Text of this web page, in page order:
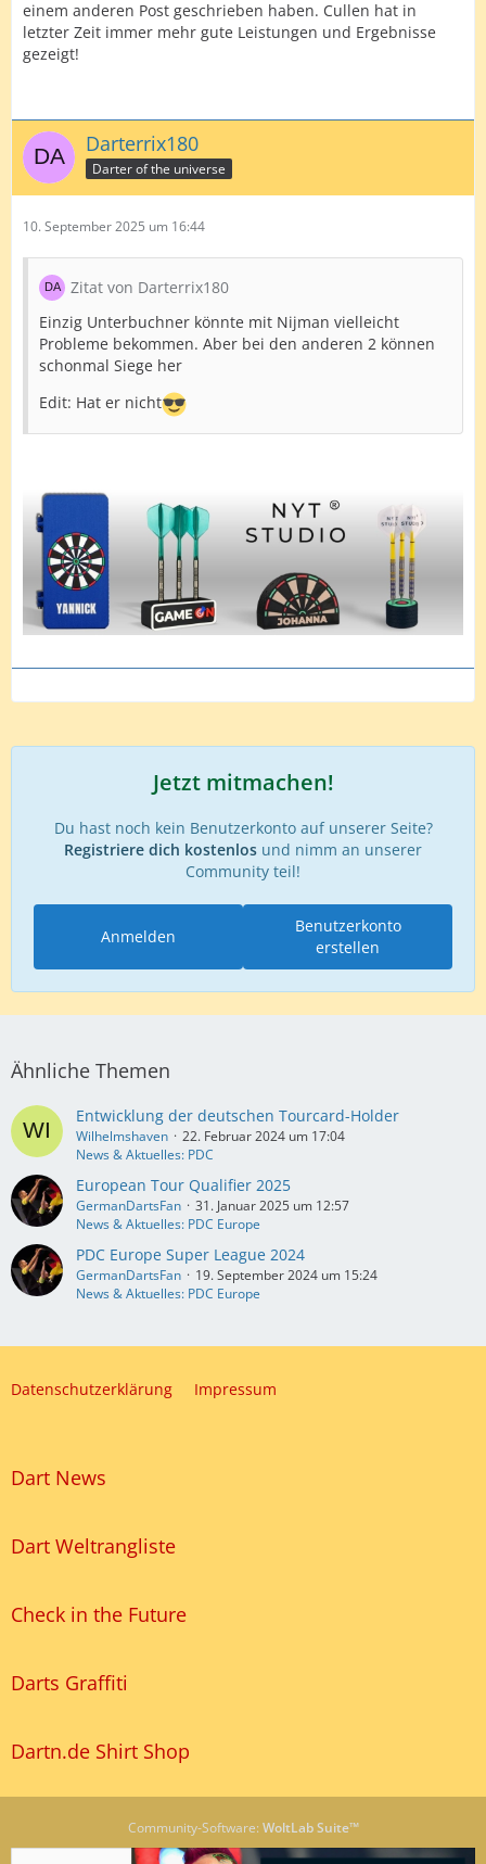
einem anderen Post geschrieben haben. Cullen hat in
letzter Zeit immer mehr gute Leistungen und Ergebnisse
gezeigt!
Darterrix180
Darter of the universe
10. September 2025 um 16:44
Zitat von Darterrix180
Einzig Unterbuchner könnte mit Nijman vielleicht
Probleme bekommen. Aber bei den anderen 2 können
schonmal Siege her
Edit: Hat er nicht
Jetzt mitmachen!
Du hast noch kein Benutzerkonto auf unserer Seite?
Registriere dich kostenlos und nimm an unserer
Community teil!
Benutzerkonto
erstellen
Anmelden
Ähnliche Themen
Entwicklung der deutschen Tourcard-Holder
Wilhelmshaven
22. Februar 2024 um 17:04
News & Aktuelles: PDC
European Tour Qualifier 2025
GermanDartsFan
31. Januar 2025 um 12:57
News & Aktuelles: PDC Europe
PDC Europe Super League 2024
GermanDartsFan
19. September 2024 um 15:24
News & Aktuelles: PDC Europe
Datenschutzerklärung Impressum
Dart News
Dart Weltrangliste
Check in the Future
Darts Graffiti
Dartn.de Shirt Shop
Community-Software: WoltLab Suite™